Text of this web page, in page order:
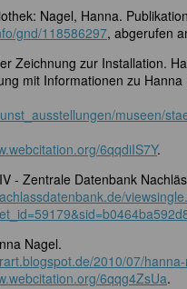
Nagel, Hanna.
gnd/118586297, abgerufen
Zeichnung zur Installation.
mit Informationen zu
museen/
6qqdiIS7Y.
- Zentrale Datenbank
Nagel.
2010/07/
6qqg4ZsUa.